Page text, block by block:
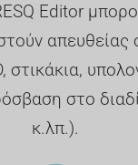
Editor
απευθείας
στικάκια,
στο
κ.λπ.).